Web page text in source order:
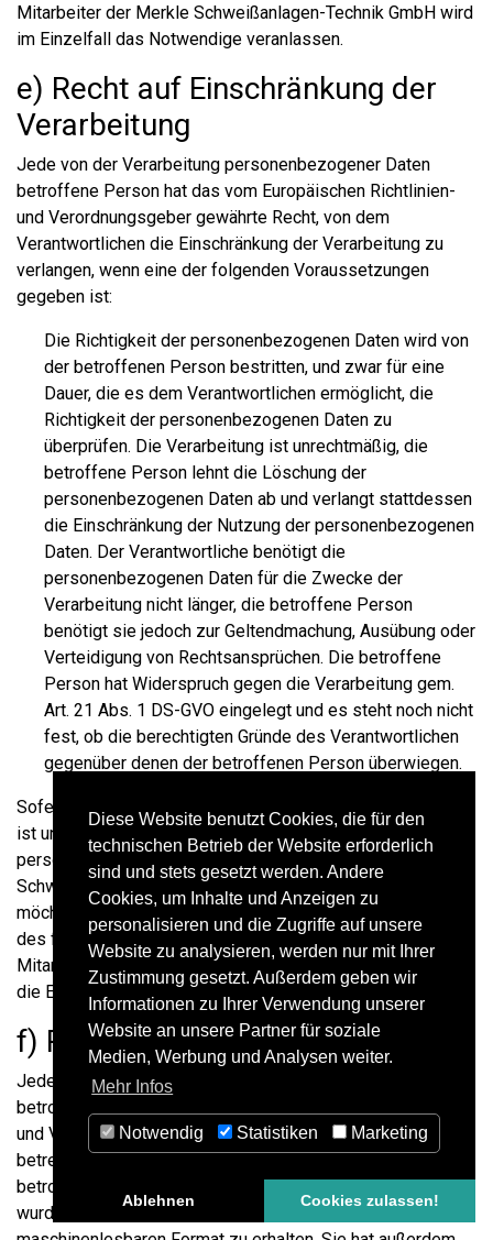
Diese Website benutzt Cookies, die für den
technischen Betrieb der Website erforderlich
sind und stets gesetzt werden. Andere
Cookies, um Inhalte und Anzeigen zu
personalisieren und die Zugriffe auf unsere
Website zu analysieren, werden nur mit Ihrer
Zustimmung gesetzt. Außerdem geben wir
Informationen zu Ihrer Verwendung unserer
Website an unsere Partner für soziale
Medien, Werbung und Analysen weiter.
Mehr Infos
Notwendig Statistiken Marketing
Ablehnen Cookies zulassen!
Mitarbeiter der Merkle Schweißanlagen-Technik GmbH wird
im Einzelfall das Notwendige veranlassen.
e) Recht auf Einschränkung der
Verarbeitung
Jede von der Verarbeitung personenbezogener Daten
betroffene Person hat das vom Europäischen Richtlinien-
und Verordnungsgeber gewährte Recht, von dem
Verantwortlichen die Einschränkung der Verarbeitung zu
verlangen, wenn eine der folgenden Voraussetzungen
gegeben ist:
Die Richtigkeit der personenbezogenen Daten wird von
der betroffenen Person bestritten, und zwar für eine
Dauer, die es dem Verantwortlichen ermöglicht, die
Richtigkeit der personenbezogenen Daten zu
überprüfen. Die Verarbeitung ist unrechtmäßig, die
betroffene Person lehnt die Löschung der
personenbezogenen Daten ab und verlangt stattdessen
die Einschränkung der Nutzung der personenbezogenen
Daten. Der Verantwortliche benötigt die
personenbezogenen Daten für die Zwecke der
Verarbeitung nicht länger, die betroffene Person
benötigt sie jedoch zur Geltendmachung, Ausübung oder
Verteidigung von Rechtsansprüchen. Die betroffene
Person hat Widerspruch gegen die Verarbeitung gem.
Art. 21 Abs. 1 DS-GVO eingelegt und es steht noch nicht
fest, ob die berechtigten Gründe des Verantwortlichen
gegenüber denen der betroffenen Person überwiegen.
Sofern eine der oben genannten Voraussetzungen gegeben
ist und eine betroffene Person die Einschränkung von
personenbezogenen Daten, die bei der Merkle
Schweißanlagen-Technik GmbH gespeichert sind, verlangen
möchte, kann sie sich hierzu jederzeit an einen Mitarbeiter
des für die Verarbeitung Verantwortlichen wenden. Der
Mitarbeiter der Merkle Schweißanlagen-Technik GmbH wird
die Einschränkung der Verarbeitung veranlassen.
f) Recht auf Datenübertragbarkeit
Jede von der Verarbeitung personenbezogener Daten
betroffene Person hat das vom Europäischen Richtlinien-
und Verordnungsgeber gewährte Recht, die sie
betreffenden personenbezogenen Daten, welche durch die
betroffene Person einem Verantwortlichen bereitgestellt
wurden, in einem strukturierten, gängigen und